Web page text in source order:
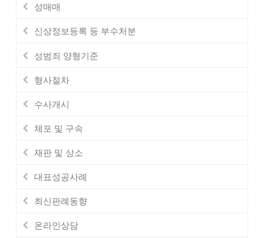
성매매
신상정보등록 등 부수처분
성범죄 양형기준
형사절차
수사개시
체포 및 구속
재판 및 상소
대표성공사례
최신판례동향
온라인상담